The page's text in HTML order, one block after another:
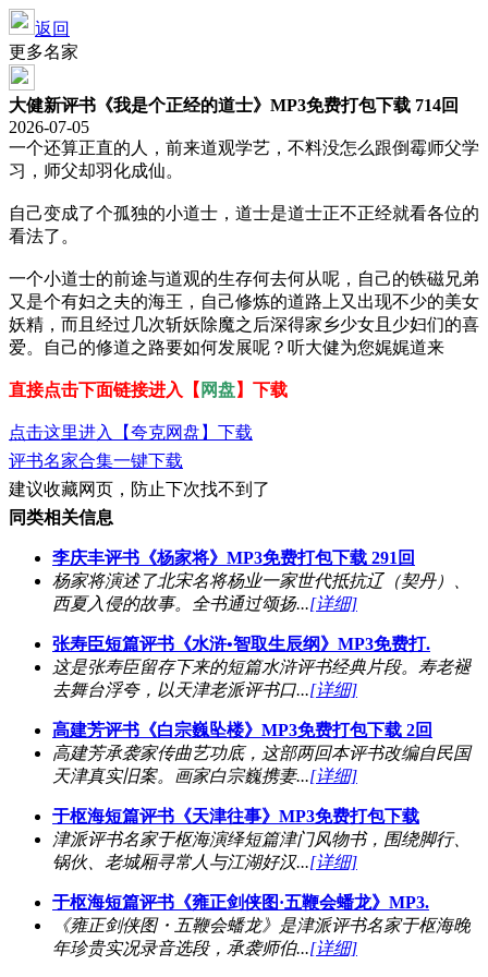
返回
更多名家
大健新评书《我是个正经的道士》MP3免费打包下载 714回
2026-07-05
一个还算正直的人，前来道观学艺，不料没怎么跟倒霉师父学
习，师父却羽化成仙。
自己变成了个孤独的小道士，道士是道士正不正经就看各位的
看法了。
一个小道士的前途与道观的生存何去何从呢，自己的铁磁兄弟
又是个有妇之夫的海王，自己修炼的道路上又出现不少的美女
妖精，而且经过几次斩妖除魔之后深得家乡少女且少妇们的喜
爱。自己的修道之路要如何发展呢？听大健为您娓娓道来
直接点击下面链接进入【 网盘】下载
点击这里进入【夸克网盘】下载
评书名家合集一键下载
建议收藏网页，防止下次找不到了
同类相关信息
李庆丰评书《杨家将》MP3免费打包下载 291回
杨家将演述了北宋名将杨业一家世代抵抗辽（契丹）、
西夏入侵的故事。全书通过颂扬...[详细]
张寿臣短篇评书《水浒•智取生辰纲》MP3免费打.
这是张寿臣留存下来的短篇水浒评书经典片段。寿老褪
去舞台浮夸，以天津老派评书口...[详细]
高建芳评书《白宗巍坠楼》MP3免费打包下载 2回
高建芳承袭家传曲艺功底，这部两回本评书改编自民国
天津真实旧案。画家白宗巍携妻...[详细]
于枢海短篇评书《天津往事》MP3免费打包下载
津派评书名家于枢海演绎短篇津门风物书，围绕脚行、
锅伙、老城厢寻常人与江湖好汉...[详细]
于枢海短篇评书《雍正剑侠图·五鞭会蟠龙》MP3.
《雍正剑侠图・五鞭会蟠龙》是津派评书名家于枢海晚
年珍贵实况录音选段，承袭师伯...[详细]